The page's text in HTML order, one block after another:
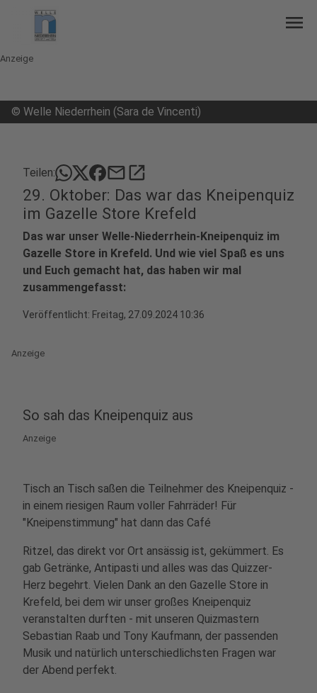
menu
Anzeige
© Welle Niederrhein (Sara de Vincenti)
Teilen: mailopen_in_new
29. Oktober: Das war das Kneipenquiz
im Gazelle Store Krefeld
Das war unser Welle-Niederrhein-Kneipenquiz im
Gazelle Store in Krefeld. Und wie viel Spaß es uns
und Euch gemacht hat, das haben wir mal
zusammengefasst:
Veröffentlicht: Freitag, 27.09.2024 10:36
Anzeige
So sah das Kneipenquiz aus
Anzeige
Tisch an Tisch saßen die Teilnehmer des Kneipenquiz -
in einem riesigen Raum voller Fahrräder! Für
"Kneipenstimmung" hat dann das Café
Ritzel, das direkt vor Ort ansässig ist, gekümmert. Es
gab Getränke, Antipasti und alles was das Quizzer-
Herz begehrt. Vielen Dank an den Gazelle Store in
Krefeld, bei dem wir unser großes Kneipenquiz
veranstalten durften - mit unseren Quizmastern
Sebastian Raab und Tony Kaufmann, der passenden
Musik und natürlich unterschiedlichsten Fragen war
der Abend perfekt.